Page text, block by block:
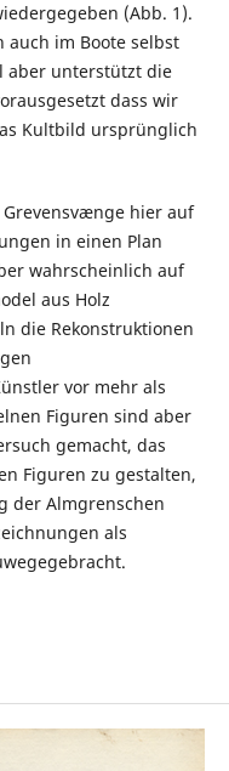
(Abb. 1).
auch im Boote selbst
aber unterstützt die
dass wir
Kultbild ursprünglich
hier auf
in einen Plan
wahrscheinlich auf
aus Holz
die Rekonstruktionen
vor mehr als
Figuren sind aber
gemacht, das
Figuren zu gestalten,
der Almgrenschen
als